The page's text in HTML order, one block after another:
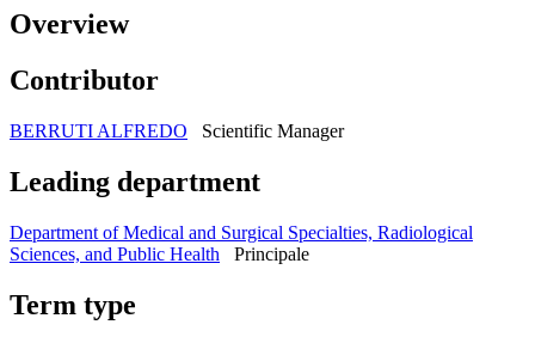
Overview
Contributor
BERRUTI ALFREDO Scientific Manager
Leading department
Department of Medical and Surgical Specialties, Radiological
Sciences, and Public Health
Principale
Term type